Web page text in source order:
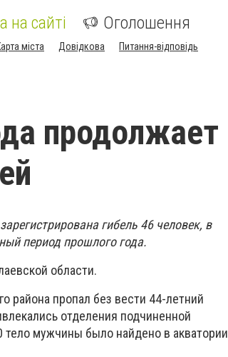
на сайті Оголошення
міста Довідкова Питання-відповідь
продолжает
гибель 46 человек, в
период прошлого года.
области.
района пропал без вести 44-летний
отделения подчиненной
мужчины было найдено в акватории